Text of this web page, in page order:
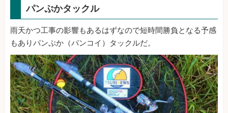
パンぷかタックル
雨天かつ工事の影響もあるはずなので短時間勝負となる予感
もありパンぷか（パンコイ）タックルだ。